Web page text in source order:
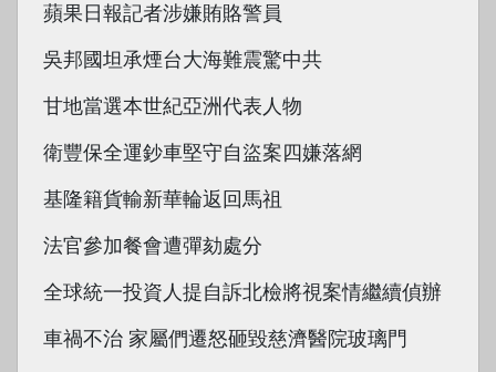
蘋果日報記者涉嫌賄賂警員
吳邦國坦承煙台大海難震驚中共
甘地當選本世紀亞洲代表人物
衛豐保全運鈔車堅守自盜案四嫌落網
基隆籍貨輸新華輪返回馬祖
法官參加餐會遭彈劾處分
全球統一投資人提自訴北檢將視案情繼續偵辦
車禍不治 家屬們遷怒砸毀慈濟醫院玻璃門